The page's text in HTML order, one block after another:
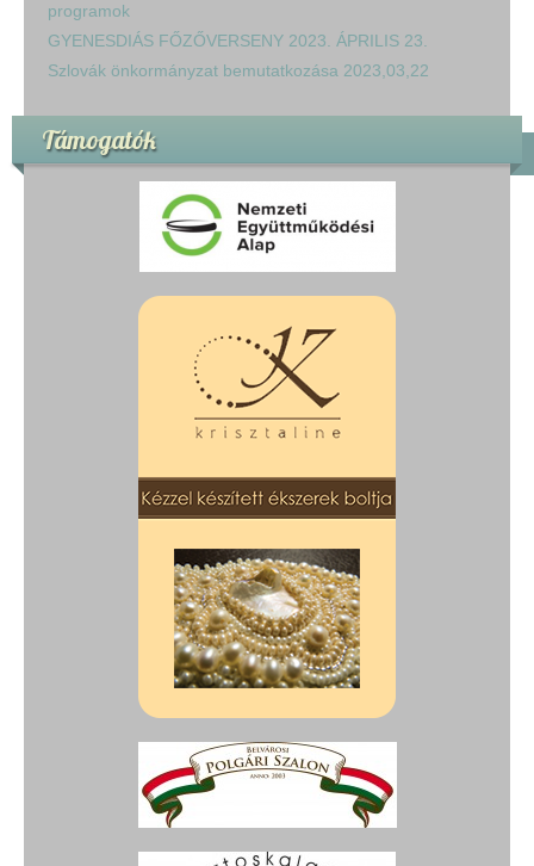
programok
GYENESDIÁS FŐZŐVERSENY 2023. ÁPRILIS 23.
Szlovák önkormányzat bemutatkozása 2023,03,22
Támogatók